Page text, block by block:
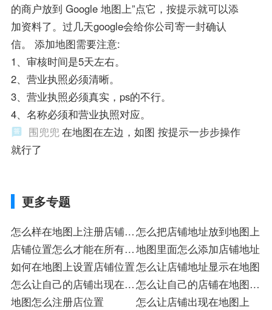
的商户放到 Google 地图上”点它，按提示就可以添
加资料了。过几天google会给你公司寄一封确认
信。 添加地图需要注意:
1、审核时间是5天左右。
2、营业执照必须清晰。
3、营业执照必须真实，ps的不行。
4、名称必须和营业执照对应。
围兜兜在地图在左边，如图 按提示一步步操作
就行了
更多专题
怎么样在地图上注册店铺位
置
怎么把店铺地址放到地图上
店铺位置怎么才能在所有地
图上显示
地图里面怎么添加店铺地址
如何在地图上设置店铺位置怎么让店铺地址显示在地图
怎么让自己的店铺出现在地
图上
怎么让自己的店铺在地图上
出现
地图怎么注册店位置
怎么让店铺出现在地图上